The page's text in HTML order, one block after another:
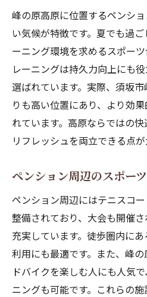
峰の原高原に位置するペンシ
い気候が特徴です。夏でも過
ーニング環境を求めるスポー
レーニングは持久力向上にも
選ばれています。実際、須坂
りも高い位置にあり、より効
れています。高原ならではの
リフレッシュを両立できる点が
ペンション周辺のスポー
ペンション周辺にはテニスコ
整備されており、大会も開催
充実しています。徒歩圏内に
利用にも最適です。また、峰
ドバイクを楽しむ人にも人気
ニングも可能です。これらの